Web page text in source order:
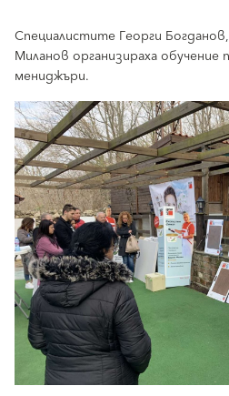
Специалистите Георги
Миланов организираха
мениджъри.